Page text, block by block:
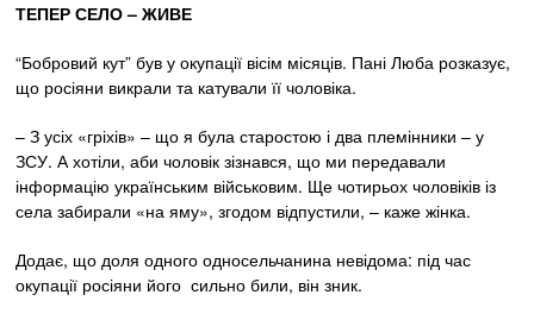
ТЕПЕР СЕЛО– ЖИВЕ
“Бобровий кут” був у окупації вісім місяців. Пані Люба розказує,
що росіяни викрали та катували її чоловіка.
– З усіх «гріхів» – що я була старостою і два племінники – у
ЗСУ. А хотіли, аби чоловік зізнався, що ми передавали
інформацію українським військовим. Ще чотирьох чоловіків із
села забирали «на яму», згодом відпустили, – каже жінка.
Додає, що доля одного односельчанина невідома: під час
окупації росіяни його сильно били, він зник.